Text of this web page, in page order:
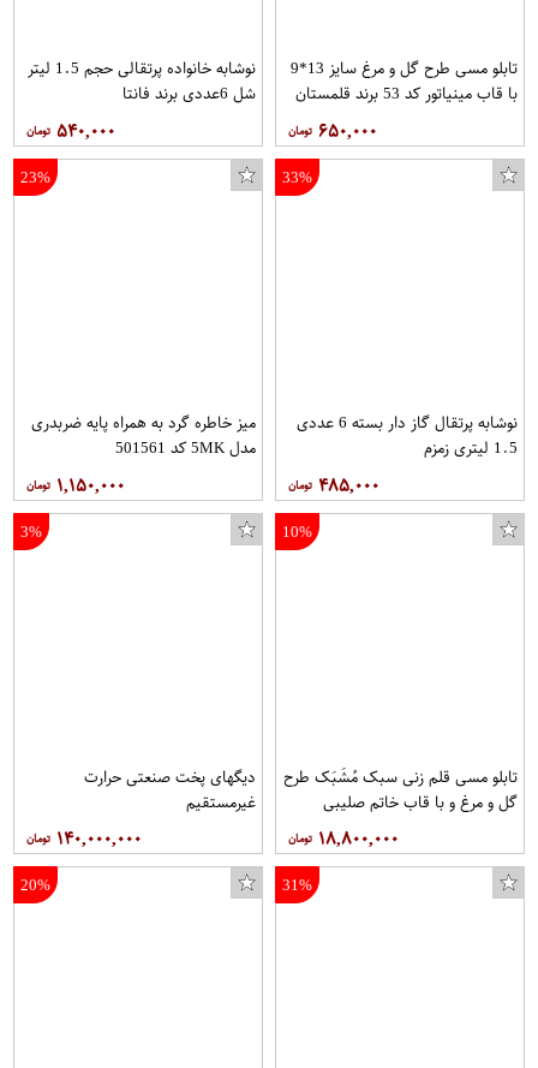
تابلو مسی طرح گل و مرغ سایز 13*9
با قاب مینیاتور کد 53 برند قلمستان
۶۵۰,۰۰۰
نوشابه خانواده پرتقالی حجم 1.5 لیتر
شل 6عددی برند فانتا
۵۴۰,۰۰۰
33%
نوشابه پرتقال گاز دار بسته 6 عددی
1.5 لیتری زمزم
۴۸۵,۰۰۰
23%
میز خاطره گرد به همراه پایه ضربدری
مدل 5MK کد 501561
۱,۱۵۰,۰۰۰
10%
تابلو مسی قلم زنی سبک مُشَبَک طرح
گل و مرغ و با قاب خاتم صلیبی
مخصوص موزه و دکوراسیون در ابعاد
40*80 کد 12 برند قلمستان فروشگاه
قلمستان
۱۸,۸۰۰,۰۰۰
3%
دیگهای پخت صنعتی حرارت
غیرمستقیم
۱۴۰,۰۰۰,۰۰۰
31%
20%